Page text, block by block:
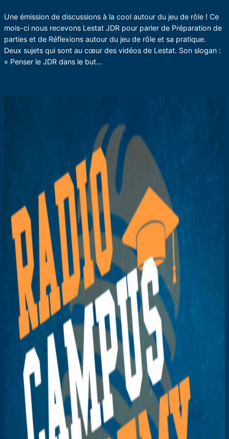
Une émission de discussions à la cool autour du jeu de rôle ! Ce
mois-ci nous recevons Lestat JDR pour parler de Préparation de
parties et de Réflexions autour du jeu de rôle et sa pratique.
Deux sujets qui sont au cœur des vidéos de Lestat. Son slogan :
« Penser le JDR dans le but…